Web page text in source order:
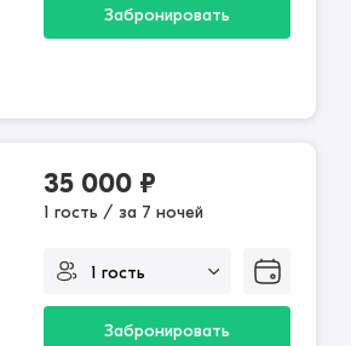
Забронировать
35 000 ₽
1 гость / за 7 ночей
Забронировать